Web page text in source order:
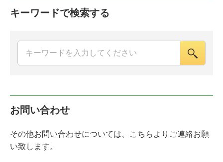
キーワードで検索する
お問い合わせ
その他お問い合わせについては、こちらよりご連絡お願
い致します。